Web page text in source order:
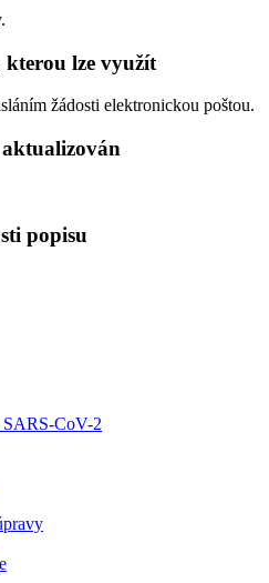
kterou lze využít
žádosti elektronickou poštou.
popisu
CoV-2